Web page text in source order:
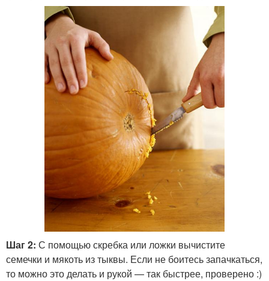
Шаг 2: С помощью скребка или ложки вычистите
семечки и мякоть из тыквы. Если не боитесь запачкаться,
то можно это делать и рукой — так быстрее, проверено :)